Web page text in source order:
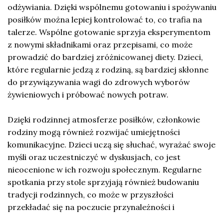
odżywiania. Dzięki wspólnemu gotowaniu i spożywaniu
posiłków można lepiej kontrolować to, co trafia na
talerze. Wspólne gotowanie sprzyja eksperymentom
z nowymi składnikami oraz przepisami, co może
prowadzić do bardziej zróżnicowanej diety. Dzieci,
które regularnie jedzą z rodziną, są bardziej skłonne
do przywiązywania wagi do zdrowych wyborów
żywieniowych i próbować nowych potraw.
Dzięki rodzinnej atmosferze posiłków, członkowie
rodziny mogą również rozwijać umiejętności
komunikacyjne. Dzieci uczą się słuchać, wyrażać swoje
myśli oraz uczestniczyć w dyskusjach, co jest
nieocenione w ich rozwoju społecznym. Regularne
spotkania przy stole sprzyjają również budowaniu
tradycji rodzinnych, co może w przyszłości
przekładać się na poczucie przynależności i